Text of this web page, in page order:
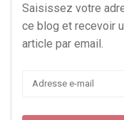
Saisissez votre
ce blog et recevoir
article par email.
Adresse
mail